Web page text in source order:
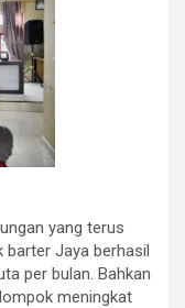
yang terus
barter Jaya berhasil
per bulan. Bahkan
meningkat